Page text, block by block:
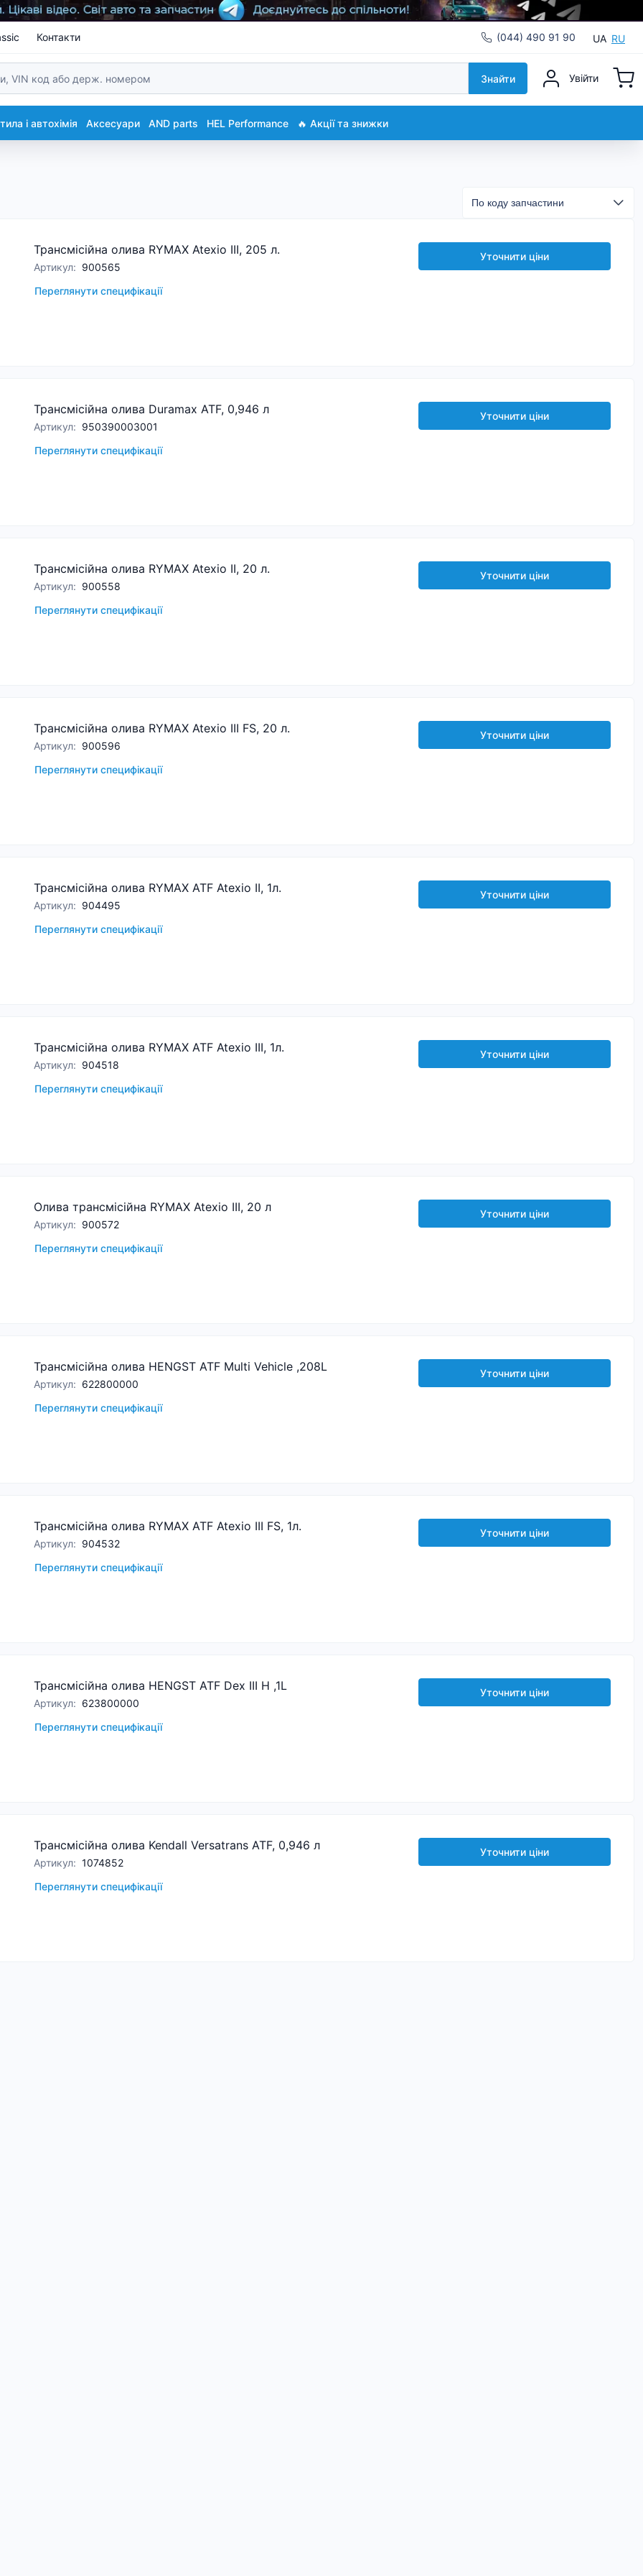
Контакти (044) 490 91 90 UA RU
Знайти Увійти
і автохімія Аксесуари AND parts HEL Performance 🔥 Акції та знижки
Трансмісійна олива RYMAX Atexio III, 205 л.
Артикул: 900565
Переглянути специфікації
Уточнити ціни
Трансмісійна олива Duramax ATF, 0,946 л
Артикул: 950390003001
Переглянути специфікації
Уточнити ціни
Трансмісійна олива RYMAX Atexio II, 20 л.
Артикул: 900558
Переглянути специфікації
Уточнити ціни
Трансмісійна олива RYMAX Atexio III FS, 20 л.
Артикул: 900596
Переглянути специфікації
Уточнити ціни
Трансмісійна олива RYMAX ATF Atexio II, 1л.
Артикул: 904495
Переглянути специфікації
Уточнити ціни
Трансмісійна олива RYMAX ATF Atexio III, 1л.
Артикул: 904518
Переглянути специфікації
Уточнити ціни
Олива трансмісійна RYMAX Atexio III, 20 л
Артикул: 900572
Переглянути специфікації
Уточнити ціни
Трансмісійна олива HENGST ATF Multi Vehicle ,208L
Артикул: 622800000
Переглянути специфікації
Уточнити ціни
Трансмісійна олива RYMAX ATF Atexio III FS, 1л.
Артикул: 904532
Переглянути специфікації
Уточнити ціни
Трансмісійна олива HENGST ATF Dex III H ,1L
Артикул: 623800000
Переглянути специфікації
Уточнити ціни
Трансмісійна олива Kendall Versatrans ATF, 0,946 л
Артикул: 1074852
Переглянути специфікації
Уточнити ціни